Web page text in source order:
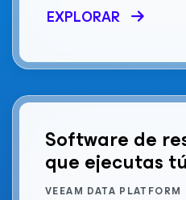
EXPLORAR
Software de
que ejecutas
VEEAM DATA PLATFORM